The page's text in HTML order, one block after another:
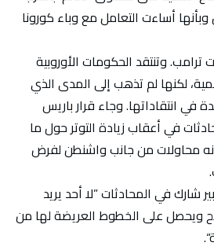
وبأنها أساءت التعامل مع وباء كورونا
وتنتقد الحكومات الأوروبية
لكنها لم تذهب إلى المدى الذي
في انتقاداتها. وجاء قرار باريس
في أعقاب زيادة التوتر حول ما
محاولات من جانب واشنطن لفرض
في المحادثات ”لا أحد يريد
ويحصل على الخطوط العريضة لها من